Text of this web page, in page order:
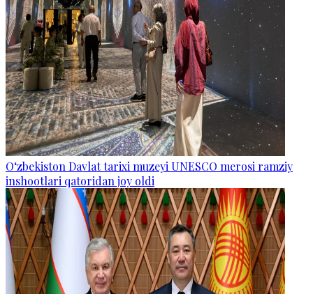
O‘zbekiston Davlat tarixi muzeyi UNESCO merosi ramziy
inshootlari qatoridan joy oldi